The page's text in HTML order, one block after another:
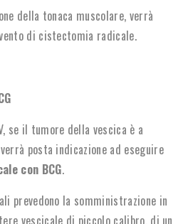
della tonaca muscolare, verrà
di cistectomia radicale.
se il tumore della vescica è a
posta indicazione ad eseguire
con BCG.
prevedono la somministrazione in